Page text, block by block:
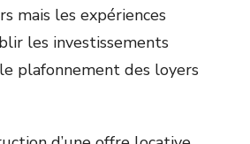
mais les expériences
les investissements
plafonnement des loyers